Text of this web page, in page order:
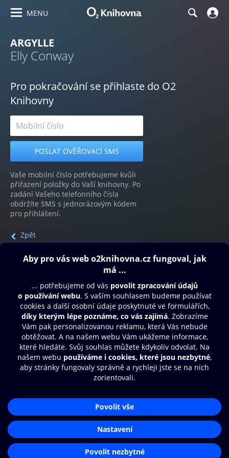
MENU
ARGYLLE
Elly Conway
Pro pokračování se přihlaste do O2
Knihovny
Vaše mobilní číslo potřebujeme kvůli
přiřazení položky do Vaší knihovny. Po
zadání Vašeho telefonního čísla
obdržíte SMS s jednorázovým kódem
pro přihlášení.
Zpět
Obsah ke stažení
Moje O2 Knihovna
Další zábava
© O2 Czech Republic a.s.
Přístupnost
Zásady zpracování osobních údajů
Nastavení cookies
Aplikace O2 Knihovna
Čti a poslouchej své e-knihy a
audioknihy rychleji a pohodlněji.